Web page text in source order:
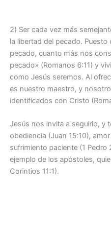
2) Ser cada vez más
la libertad del pecado.
pecado, cuanto más nos
pecado» (Romanos 6:11) y
como Jesús seremos. Al
es nuestro maestro, y
identificados con Cristo
Jesús nos invita a seguirlo, y
obediencia (Juan 15:10),
sufrimiento paciente (1
ejemplo de los apóstoles,
Corintios 11:1).